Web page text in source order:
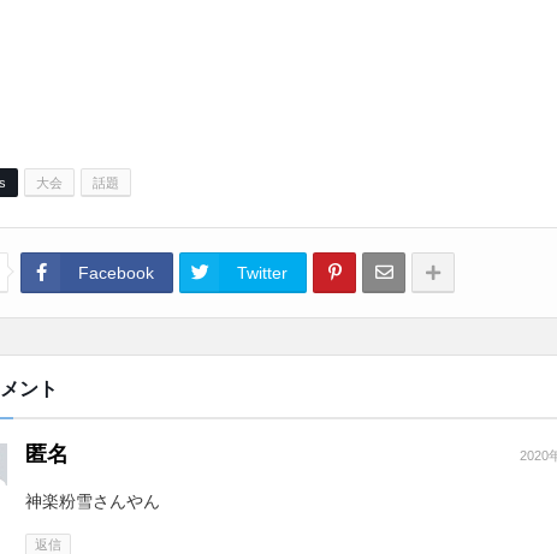
大会 話題
Facebook Twitter
ント
匿名 2020
神楽粉雪さんやん
返信